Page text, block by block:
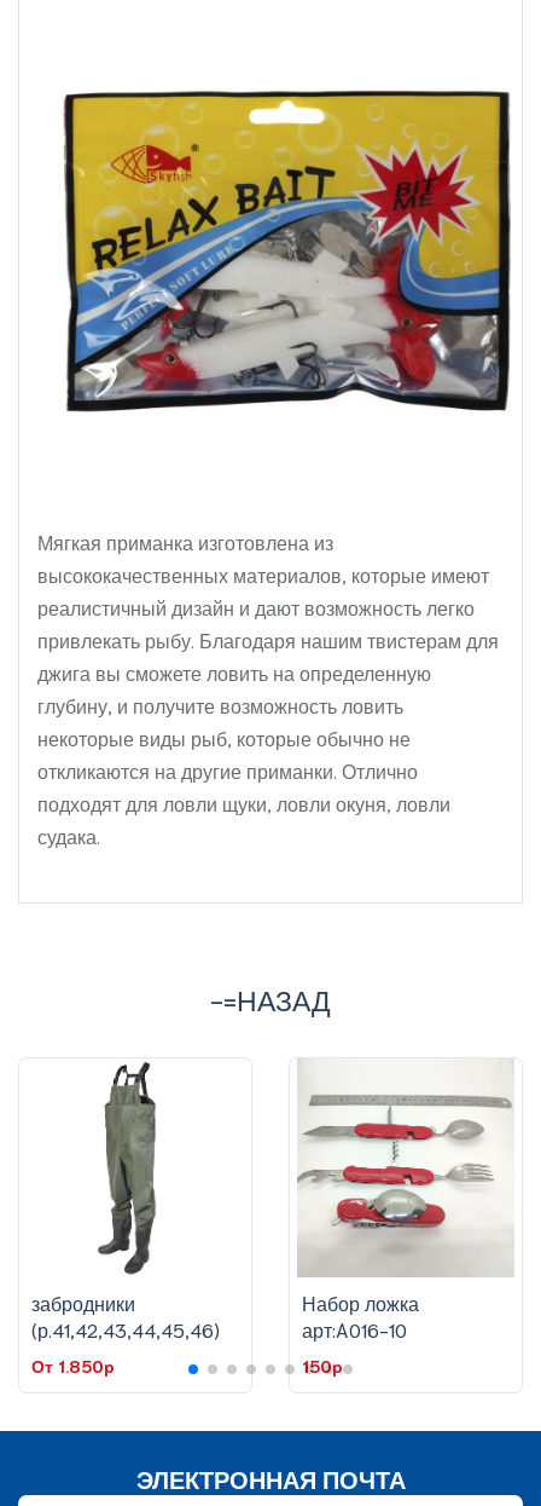
Мягкая приманка изготовлена из
высококачественных материалов, которые имеют
реалистичный дизайн и дают возможность легко
привлекать рыбу. Благодаря нашим твистерам для
джига вы сможете ловить на определенную
глубину, и получите возможность ловить
некоторые виды рыб, которые обычно не
откликаются на другие приманки. Отлично
подходят для ловли щуки, ловли окуня, ловли
судака.
-=НАЗАД
забродники
(р.41,42,43,44,45,46)
От 1.850p
Набор ложка
арт:A016-10
150p
ЭЛЕКТРОННАЯ ПОЧТА